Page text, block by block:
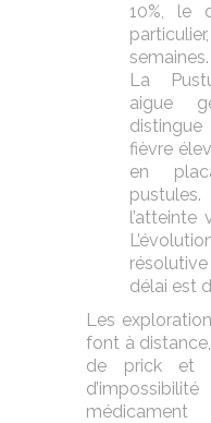
10%, le
semaines.
La
aigue
fièvre
en
l’atteinte
délai est
Les
font à
de prick et